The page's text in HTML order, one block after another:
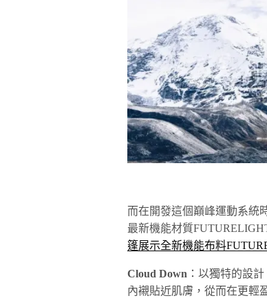
而在開發這個巔峰運動系統
最新機能材質
篷展示全新機能布料
Cloud Down ：以獨特的設
內襯貼近肌膚，從而在更輕